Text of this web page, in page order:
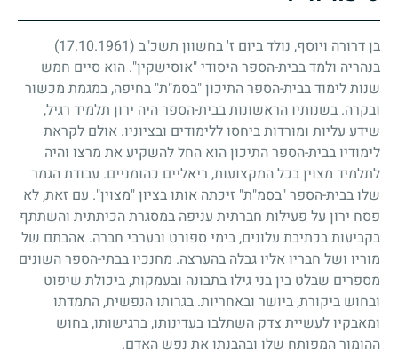
בן דרורה ויוסף, נולד ביום ז' בחשוון תשכ"ב (17.10.1961)
בנהריה ולמד בבית-הספר היסודי "אוסישקין". הוא סיים חמש
שנות לימוד בבית-הספר התיכון "בסמ"ת" בחיפה, במגמת מכשור
ובקרה. בשנותיו הראשונות בבית-הספר היה ירון תלמיד רגיל,
שידע עליות ומורדות ביחסו ללימודים ובציוניו. אולם לקראת
לימודיו בבית-הספר התיכון הוא החל להשקיע את מרצו והיה
לתלמיד מצוין בכל המקצועות, ריאליים כהומניים. עבודת הגמר
שלו בבית-הספר "בסמ"ת" זיכתה אותו בציון "מצוין". עם זאת, לא
פסח ירון על פעילות חברתית עניפה במסגרת הכיתתית והשתתף
בקביעות בכתיבת עלונים, בימי ספורט ובערבי חברה. אהבתם של
מוריו ושל חבריו אליו גבלה בהערצה. מחנכיו בבתי-הספר השונים
מספרים שבלט בין בני גילו בתבונה ובעמקות, ביכולת שיפוט
ובחוש ביקורת, ביושר ובאחריות. בגרותו הנפשית, התמדתו
ומאבקיו לעשיית צדק השתלבו בעדינותו, ברגישותו, בחוש
ההומור המפותח שלו ובהבנתו את נפש האדם.